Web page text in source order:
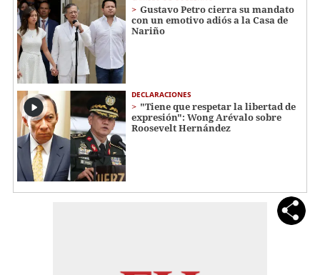
Gustavo Petro cierra su mandato
con un emotivo adiós a la Casa de
Nariño
DECLARACIONES
"Tiene que respetar la libertad de
expresión": Wong Arévalo sobre
Roosevelt Hernández